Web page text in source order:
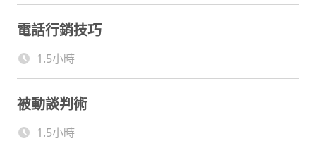
電話行銷技巧
1.5小時
被動談判術
1.5小時